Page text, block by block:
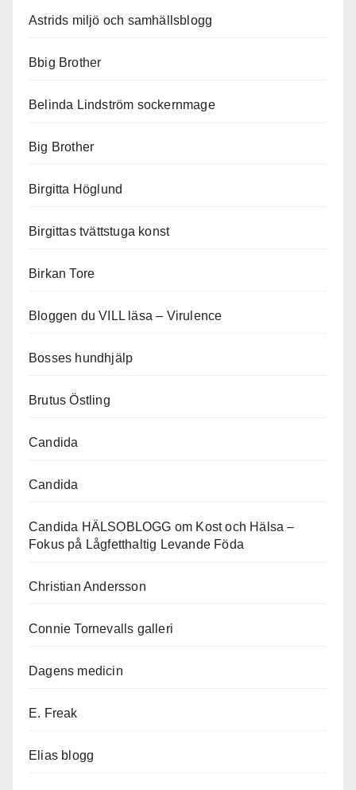
Astrids miljö och samhällsblogg
Bbig Brother
Belinda Lindström sockernmage
Big Brother
Birgitta Höglund
Birgittas tvättstuga konst
Birkan Tore
Bloggen du VILL läsa – Virulence
Bosses hundhjälp
Brutus Östling
Candida
Candida
Candida HÄLSOBLOGG om Kost och Hälsa –
Fokus på Lågfetthaltig Levande Föda
Christian Andersson
Connie Tornevalls galleri
Dagens medicin
E. Freak
Elias blogg